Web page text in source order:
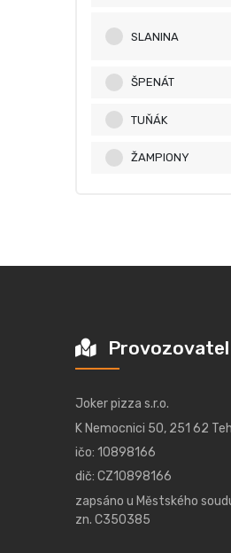
SLANINA
ŠPENÁT
TUŇÁK
ŽAMPIONY
Provozovatel
Joker pizza s.r.o.
K Nemocnici 50, 251 62
ičo: 10898166
dič: CZ10898166
zapsáno u Městského
zn. C350385